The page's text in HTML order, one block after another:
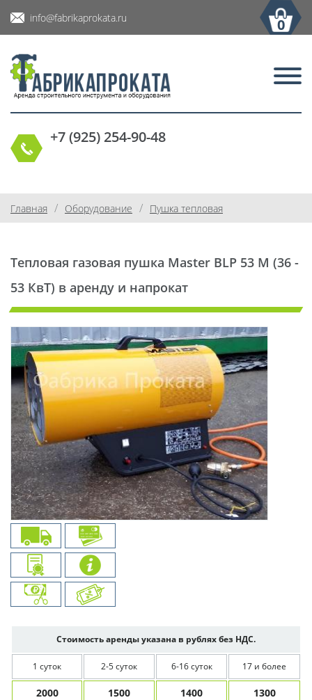
info@fabrikaprokata.ru 0
+7 (925) 254-90-48
Главная / Оборудование / Пушка тепловая
Тепловая газовая пушка Master BLP 53 M (36 -
53 КвТ) в аренду и напрокат
Стоимость аренды указана в рублях без НДС.
1 суток 2-5 суток 6-16 суток 17 и более
2000 1500 1400 1300